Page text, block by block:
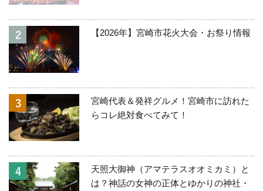
【2026年】宮崎市花火大会・お祭り情報
宮崎代表＆発祥グルメ！宮崎市に訪れた
らコレ絶対食べてみて！
天照大御神（アマテラスオオミカミ）と
は？神話の女神の正体とゆかりの神社・